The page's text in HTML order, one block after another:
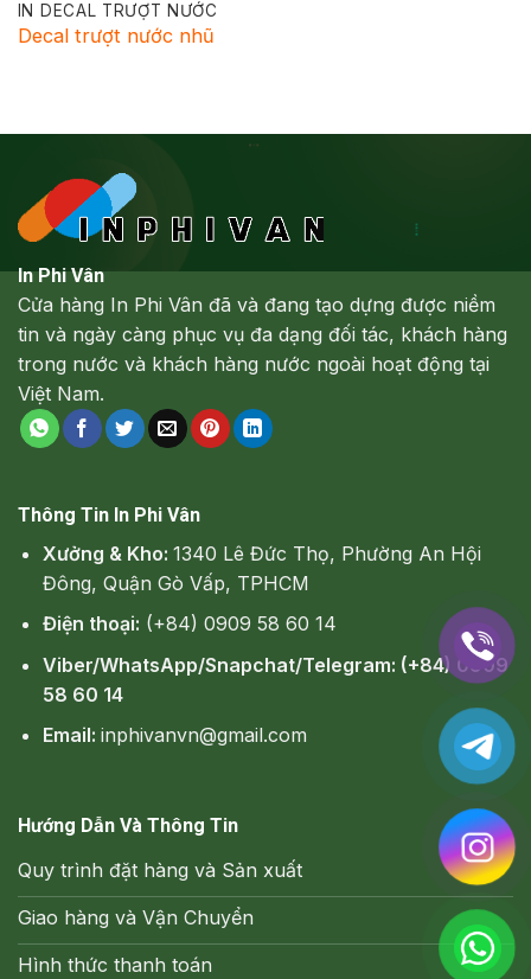
IN DECAL TRƯỢT NƯỚC
Decal trượt nước nhũ
In Phi Vân
Cửa hàng In Phi Vân đã và đang tạo dựng được niềm
tin và ngày càng phục vụ đa dạng đối tác, khách hàng
trong nước và khách hàng nước ngoài hoạt động tại
Việt Nam.
Thông Tin In Phi Vân
Xưởng & Kho: 1340 Lê Đức Thọ, Phường An Hội
Đông, Quận Gò Vấp, TPHCM
Điện thoại: (+84) 0909 58 60 14
Viber/WhatsApp/Snapchat/Telegram: (+84) 0909
58 60 14
Email: inphivanvn@gmail.com
Hướng Dẫn Và Thông Tin
Quy trình đặt hàng và Sản xuất
Giao hàng và Vận Chuyển
Hình thức thanh toán